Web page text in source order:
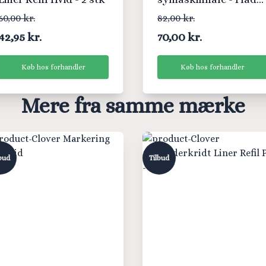
kr.
kr.
Køb hos forhandler
kolbe - 70/100
82,00 kr.
70,00 kr.
Køb hos forhandler
Mere fra samme mærke
Tilbud